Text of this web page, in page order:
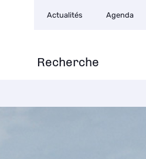
Recherche
secondaire
Actualités Agenda